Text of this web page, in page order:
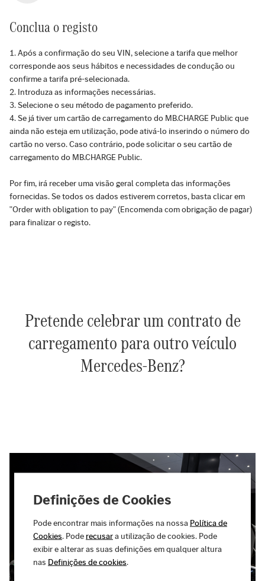
Conclua o registo
Após a confirmação do seu VIN, selecione a tarifa que melhor
corresponde aos seus hábitos e necessidades de condução ou
confirme a tarifa pré-selecionada.
Introduza as informações necessárias.
Selecione o seu método de pagamento preferido.
Se já tiver um cartão de carregamento do MB.CHARGE Public que
ainda não esteja em utilização, pode ativá-lo inserindo o número do
cartão no verso. Caso contrário, pode solicitar o seu cartão de
carregamento do MB.CHARGE Public.
Por fim, irá receber uma visão geral completa das informações
fornecidas. Se todos os dados estiverem corretos, basta clicar em
"Order with obligation to pay" (Encomenda com obrigação de pagar)
para finalizar o registo.
Pretende celebrar um contrato de
carregamento para outro veículo
Mercedes-Benz?
Definições de Cookies
Pode encontrar mais informações na nossa Política de
Cookies. Pode recusara utilização de cookies. Pode
exibir e alterar as suas definições em qualquer altura
nas Definições de cookies.